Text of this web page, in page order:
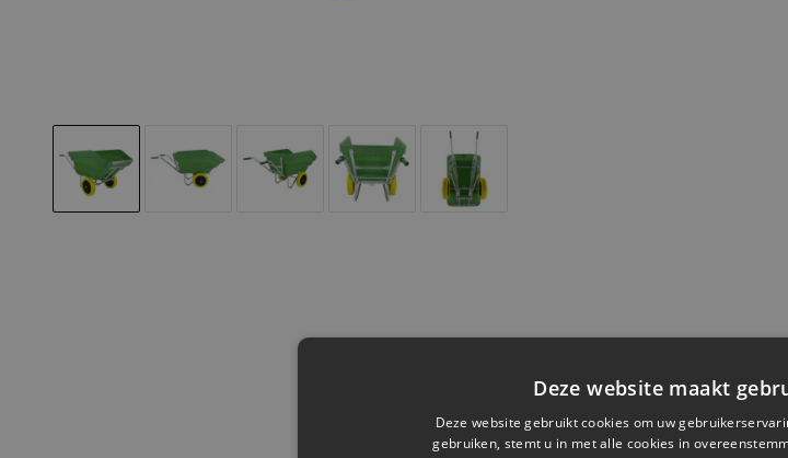
Deze website maakt
Deze website gebruikt cookies om uw
gebruiken, stemt u in met alle cookies in